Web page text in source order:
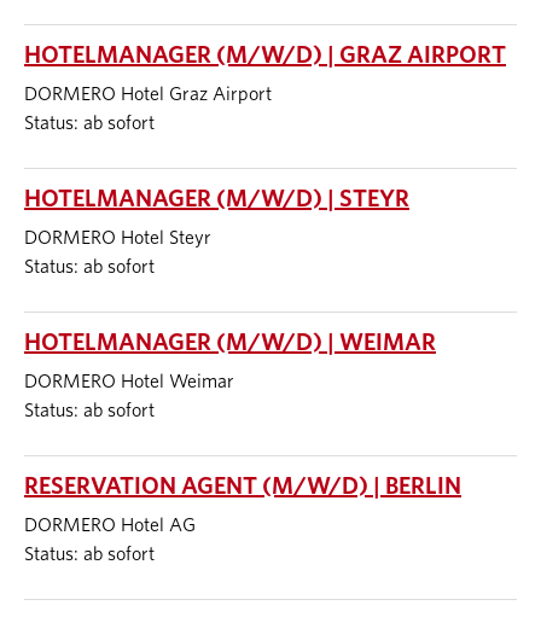
HOTELMANAGER (M/W/D) | GRAZ AIRPORT
DORMERO Hotel Graz Airport
Status: ab sofort
HOTELMANAGER (M/W/D) | STEYR
DORMERO Hotel Steyr
Status: ab sofort
HOTELMANAGER (M/W/D) | WEIMAR
DORMERO Hotel Weimar
Status: ab sofort
RESERVATION AGENT (M/W/D) | BERLIN
DORMERO Hotel AG
Status: ab sofort